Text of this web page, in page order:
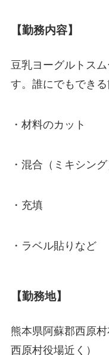
【勤務内容】
豆乳ヨーグルトス
す。誰にでもできる
・材料のカット
・混合（ミキシング
・充填
・ラベル貼りなど
【勤務地】
熊本県阿蘇郡西原
西原村役場近く）